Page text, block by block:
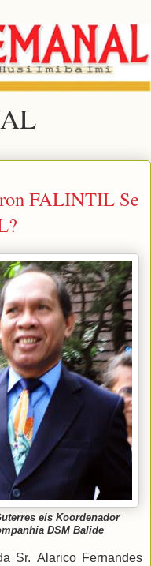
FALINTIL Se
eis Koordenador
DSM Balide
Sr. Alarico Fernandes